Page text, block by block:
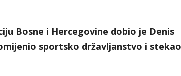
Bosne i Hercegovine dobio je Denis
sportsko državljanstvo i stekao